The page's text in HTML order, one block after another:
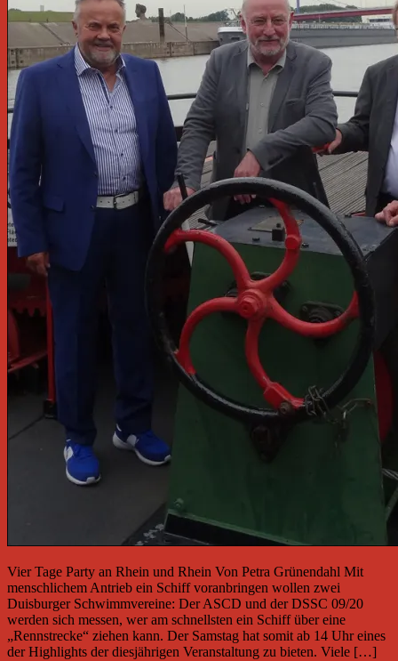
Vier Tage Party an Rhein und Rhein Von Petra Grünendahl Mit
menschlichem Antrieb ein Schiff voranbringen wollen zwei
Duisburger Schwimmvereine: Der ASCD und der DSSC 09/20
werden sich messen, wer am schnellsten ein Schiff über eine
„Rennstrecke“ ziehen kann. Der Samstag hat somit ab 14 Uhr eines
der Highlights der diesjährigen Veranstaltung zu bieten. Viele […]